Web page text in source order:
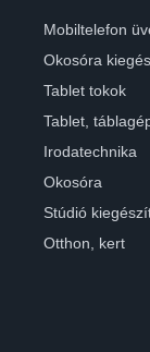
Mobiltelefon
Okosóra
Tablet tokok
Tablet,
Irodatechnika
Okosóra
Stúdió
Otthon, kert